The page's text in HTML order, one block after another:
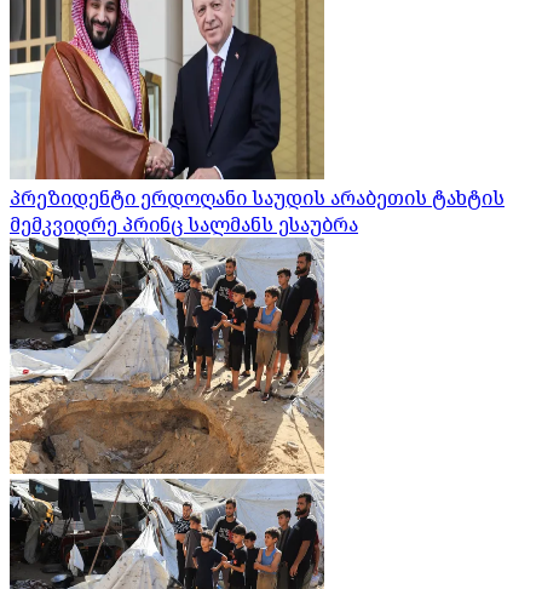
პრეზიდენტი ერდოღანი საუდის არაბეთის ტახტის
მემკვიდრე პრინც სალმანს ესაუბრა